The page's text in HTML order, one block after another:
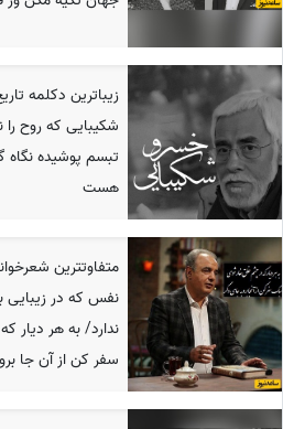
زیباترین دکلمه
شکیبایی که روح
تبسم پوشیده
هست
متفاوتترین
نفس که در
ندارد/ به هر
سفر کن از آن جا